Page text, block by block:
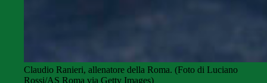
Claudio Ranieri, allenatore della Roma. (Foto di Luciano
Rossi/AS Roma via Getty Images)